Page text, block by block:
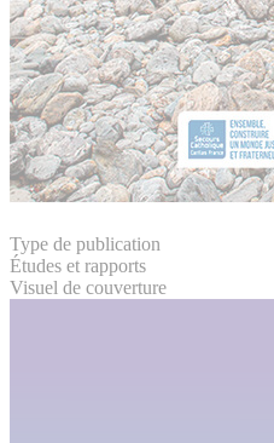
Type de publication
Études et rapports
Visuel de couverture